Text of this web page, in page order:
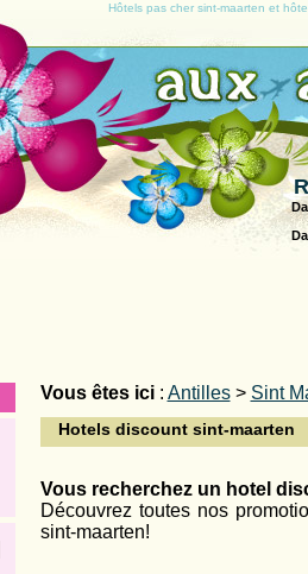
Hôtels pas cher sint-maarten et
Vous êtes ici: Antilles> Sint
Hotels discount sint-maarten
Vous recherchez un hotel
Découvrez toutes nos
sint-maarten!